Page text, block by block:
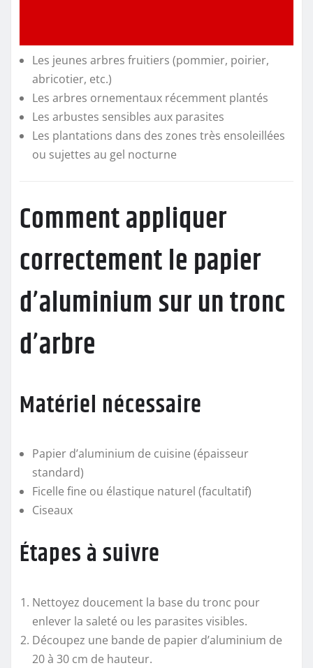
Les jeunes arbres fruitiers (pommier, poirier,
abricotier, etc.)
Les arbres ornementaux récemment plantés
Les arbustes sensibles aux parasites
Les plantations dans des zones très ensoleillées
ou sujettes au gel nocturne
Comment appliquer
correctement le papier
d’aluminium sur un tronc
d’arbre
Matériel nécessaire
Papier d’aluminium de cuisine (épaisseur
standard)
Ficelle fine ou élastique naturel (facultatif)
Ciseaux
Étapes à suivre
Nettoyez doucement la base du tronc pour
enlever la saleté ou les parasites visibles.
Découpez une bande de papier d’aluminium de
20 à 30 cm de hauteur.